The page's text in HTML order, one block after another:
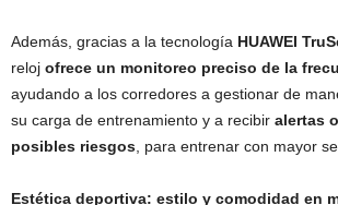
Además, gracias a la tecnología HUAWEI
reloj ofrece un monitoreo preciso de la
ayudando a los corredores a gestionar de
su carga de entrenamiento y a recibir alertas
posibles riesgos , para entrenar con mayor
Estética deportiva: estilo y comodidad en